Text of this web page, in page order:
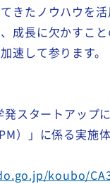
きたノウハウを活
成長に欠かすこ
速して参ります。
発スタートアップ
）」に係る実施
koubo/